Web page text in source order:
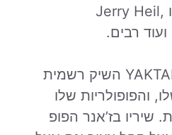
עם אמנים ידועים כמו Jerry Heil,
מאז פברואר 2022 YAKTAK השיק רשמית
והפופולריות שלו
שיריו בז’אנר הפופ